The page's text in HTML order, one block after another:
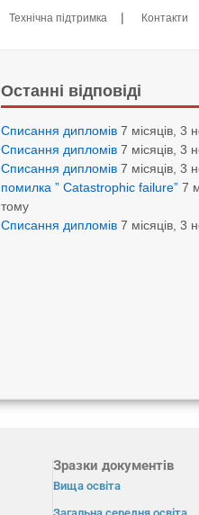
Технічна підтримка | Контакти
Останні відповіді
Списання дипломів 7 місяців, 3
Списання дипломів 7 місяців, 3
Списання дипломів 7 місяців, 3
помилка ” Catastrophic failure” 7
тому
Списання дипломів 7 місяців, 3
Зразки документів
Вища освіта